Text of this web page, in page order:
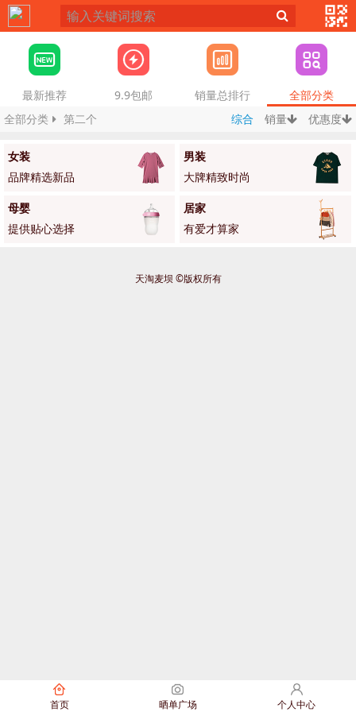
最新推荐 9.9包邮 销量总排行
全部分类
全部分类
第二个 综合 销量 优惠度
女装
品牌精选新品
男装
大牌精致时尚
母婴
提供贴心选择
居家
有爱才算家
天淘麦坝 ©版权所有
首页 晒单广场 个人中心